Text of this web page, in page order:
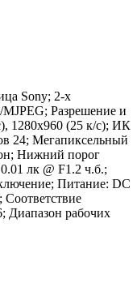
Sony; 2-х
Разрешение и
1280х960 (25 к/с); ИК
24; Мегапиксельный
Нижний порог
лк @ F1.2 ч.б.;
Питание: DC
Диапазон рабочих